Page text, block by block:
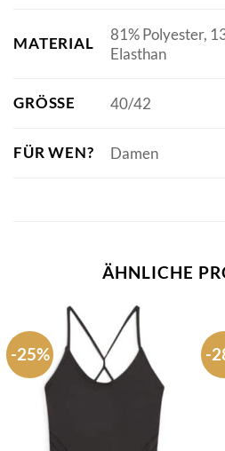
MATERIAL
81% Polyester,
Elasthan
GRÖSSE 40/42
FÜR WEN? Damen
ÄHNLICHE
-25% -